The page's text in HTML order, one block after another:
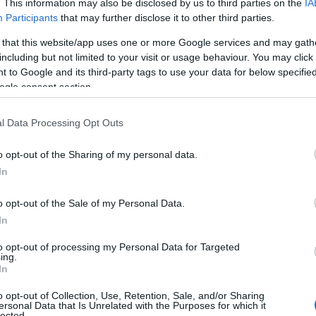
This information may also be disclosed by us to third parties on the
Participants that may further disclose it to other third parties.
that this website/app uses one or more Google services and may
but not limited to your visit or usage behaviour. You may
to Google and its third-party tags to use your data for below
consent section.
Data Processing Opt Outs
opt-out of the Sharing of my personal data.
opt-out of the Sale of my Personal Data.
opt-out of processing my Personal Data for Targeted
opt-out of Collection, Use, Retention, Sale, and/or Sharing
Data that Is Unrelated with the Purposes for which it
«Νέοι Ορίζοντες», με τον
ενημέρωση για την πορεία υλοποίησης
ενισχύσει τις νέες οικογένειες και να
και της πληθυσμιακής
Σοφία Κόλλια – Βότση παρουσίασε
οποία καταδεικνύουν τη συνεχιζόμενη
με τα δεδομένα, το 2023
ο αριθμός μειώθηκε στις 346, ενώ το
τα πρώτα στοιχεία για το 2026 δεν
καθώς μέχρι και τον Μάιο είχαν
η Οικονομική Υπηρεσία του Δήμου
ετήσιο κόστος εφαρμογής του μέτρου,